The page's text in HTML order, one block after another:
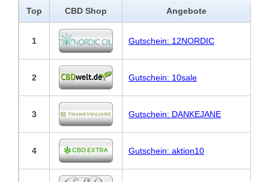
Top CBD Shop Angebote
1 Gutschein: 12NORDIC
2 Gutschein: 10sale
3 Gutschein: DANKEJANE
4 Gutschein: aktion10